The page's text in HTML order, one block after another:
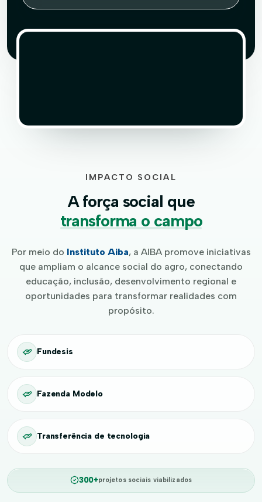
IMPACTO SOCIAL
A força social que
transforma o campo
Por meio do Instituto Aiba, a AIBA promove iniciativas
que ampliam o alcance social do agro, conectando
educação, inclusão, desenvolvimento regional e
oportunidades para transformar realidades com
propósito.
Fundesis
Fazenda Modelo
Transferência de tecnologia
300+projetos sociais viabilizados